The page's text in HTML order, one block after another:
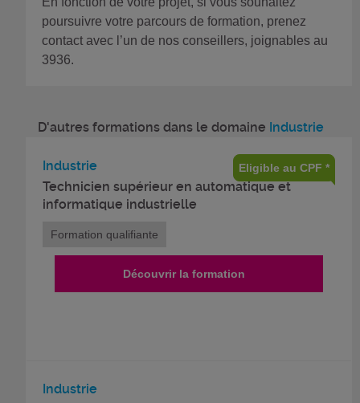
poursuivre votre parcours de formation, prenez
contact avec l’un de nos conseillers, joignables au
3936.
D'autres formations dans le domaine Industrie
Industrie
Technicien supérieur en automatique et
informatique industrielle
Eligible au CPF *
Formation qualifiante
Découvrir la formation
Industrie